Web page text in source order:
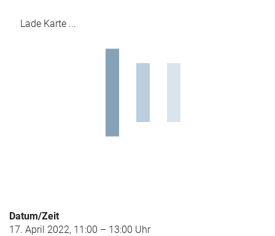
Lade Karte ...
Datum/Zeit
17. April 2022, 11:00 – 13:00 Uhr